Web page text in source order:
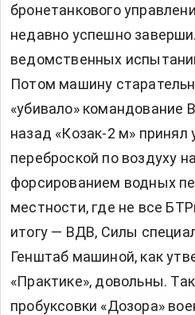
бронетанкового
недавно успешно
ведомственных
Потом машину
«убивало» командование
назад «Козак-2 м» принял
переброской по воздуху
форсированием водных
местности, где не все
итогу — ВДВ, Силы
Генштаб машиной, как
«Практике», довольны.
пробуксовки «Дозора»